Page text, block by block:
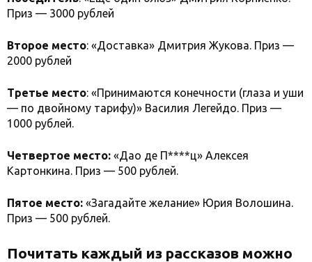
Приз — 3000 рублей
Второе место: «Доставка» Дмитрия Жукова. Приз —
2000 рублей
Третье место: «Принимаются конечности (глаза и уши
— по двойному тарифу)» Василия Легейдо. Приз —
1000 рублей.
Четвертое место: «Дао де П****ц» Алексея
Картонкина. Приз — 500 рублей.
Пятое место: «Загадайте желание» Юрия Волошина.
Приз — 500 рублей.
Почитать каждый из рассказов можно